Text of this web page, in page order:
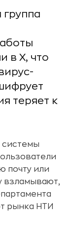
в X, что
теряет к
почту или
взламывают,
рынка НТИ